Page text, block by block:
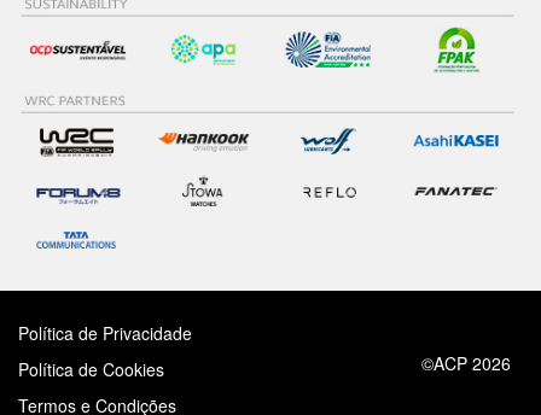
Política de Privacidade
Política de Cookies
Termos e Condições
©ACP 2026